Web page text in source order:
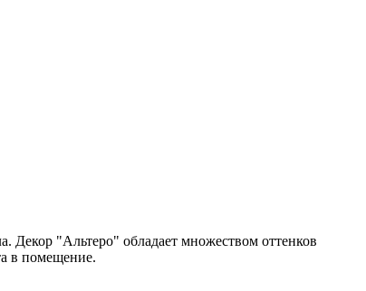
Декор "Альтеро" обладает множеством оттенков
в помещение.